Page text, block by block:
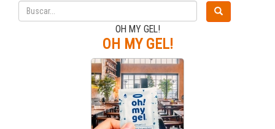
OH MY GEL!
OH MY GEL!